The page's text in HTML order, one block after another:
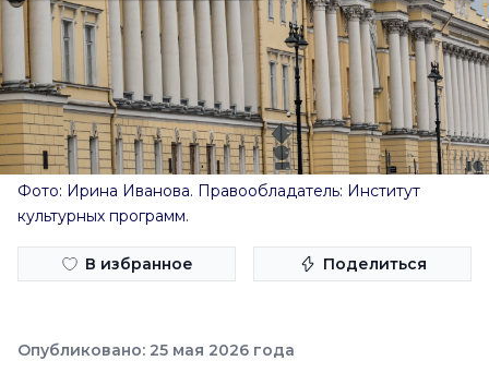
Фото: Ирина Иванова. Правообладатель: Институт
культурных программ.
В избранное Поделиться
Опубликовано: 25 мая 2026 года